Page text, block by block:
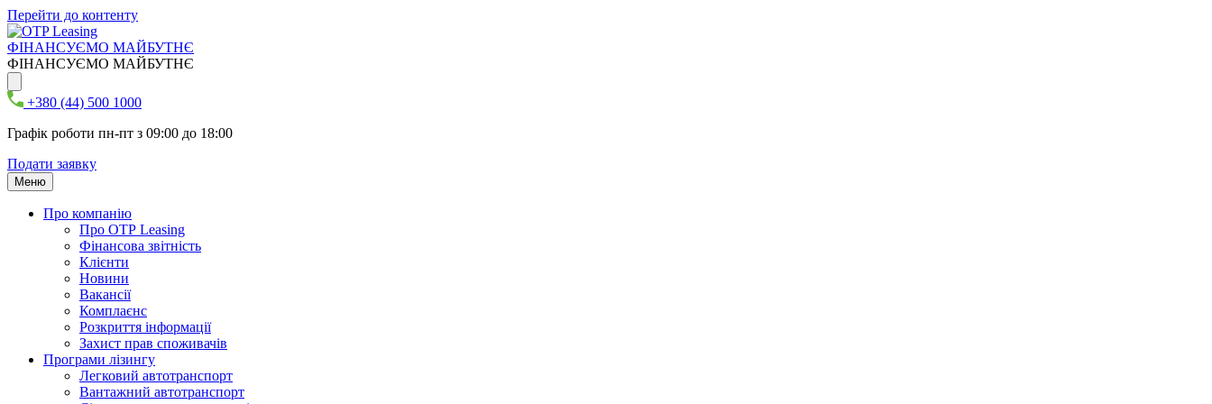
Перейти до контенту
ФІНАНСУЄМО МАЙБУТНЄ
ФІНАНСУЄМО МАЙБУТНЄ
+380 (44) 500 1000
Графік роботи пн-пт з 09:00 до 18:00
Подати заявку
Меню
Про компанію
Про ОТР Leasing
Фінансова звітність
Клієнти
Новини
Вакансії
Комплаєнс
Розкриття інформації
Захист прав споживачів
Програми лізингу
Легковий автотранспорт
Вантажний автотранспорт